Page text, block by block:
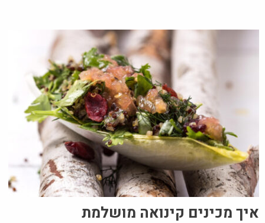
איך מכינים קינואה מושלמת